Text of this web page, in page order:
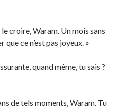
croire, Waram. Un mois sans
ce n’est pas joyeux. »
quand même, tu sais ?
de tels moments, Waram. Tu